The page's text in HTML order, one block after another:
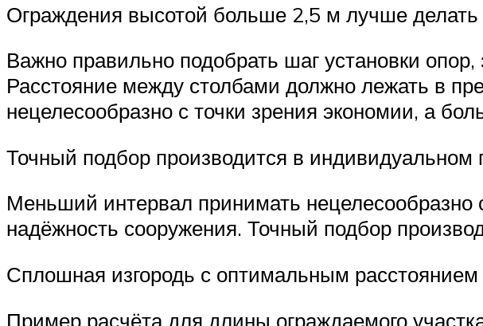
Ограждения высотой больше 2,5 м лучше делать
Важно правильно подобрать шаг установки
Расстояние между столбами должно лежать в
нецелесообразно с точки зрения экономии, а
Точный подбор производится в индивидуальном
Меньший интервал принимать нецелесообразно
надёжность сооружения. Точный подбор
Сплошная изгородь с оптимальным
Пример расчёта для длины ограждаемого